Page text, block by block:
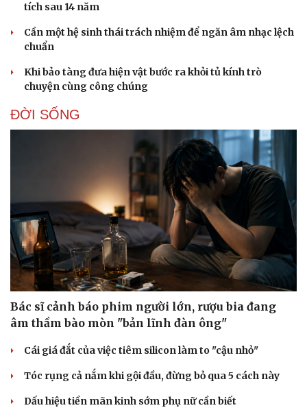
Doanh nghiệp
Thông tin doanh nghiệp
Trải nghiệm
Chuyển đổi số
tích sau 14 năm
Cần một hệ sinh thái trách nhiệm để ngăn âm nhạc lệch
chuẩn
Khi bảo tàng đưa hiện vật bước ra khỏi tủ kính trò
chuyện cùng công chúng
ĐỜI SỐNG
Bác sĩ cảnh báo phim người lớn, rượu bia đang
âm thầm bào mòn "bản lĩnh đàn ông"
Cái giá đắt của việc tiêm silicon làm to "cậu nhỏ"
Tóc rụng cả nắm khi gội đầu, đừng bỏ qua 5 cách này
Dấu hiệu tiền mãn kinh sớm phụ nữ cần biết